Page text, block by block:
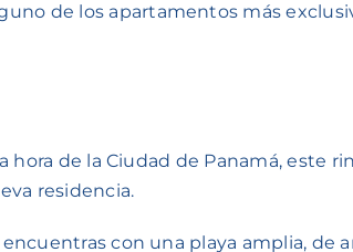
de los apartamentos más
de la Ciudad de Panamá, este
residencia.
con una playa amplia, de